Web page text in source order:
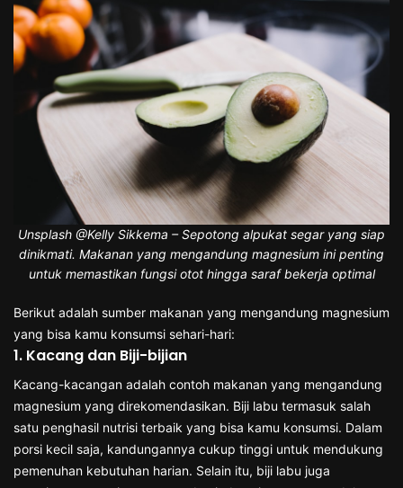
Unsplash @Kelly Sikkema – Sepotong alpukat segar yang siap
dinikmati. Makanan yang mengandung magnesium ini penting
untuk memastikan fungsi otot hingga saraf bekerja optimal
Berikut adalah sumber makanan yang mengandung magnesium
yang bisa kamu konsumsi sehari-hari:
1. Kacang dan Biji-bijian
Kacang-kacangan adalah contoh makanan yang mengandung
magnesium yang direkomendasikan. Biji labu termasuk salah
satu penghasil nutrisi terbaik yang bisa kamu konsumsi. Dalam
porsi kecil saja, kandungannya cukup tinggi untuk mendukung
pemenuhan kebutuhan harian. Selain itu, biji labu juga